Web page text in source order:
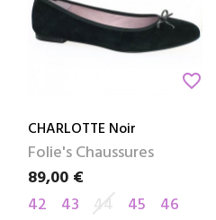
favorite_border
CHARLOTTE Noir
Folie's Chaussures
Prix
89,00 €
42
43 44 45 46